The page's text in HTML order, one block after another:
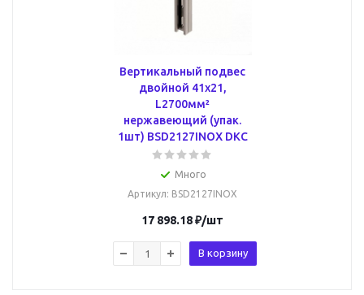
Вертикальный подвес
двойной 41х21,
L2700мм²
нержавеющий (упак.
1шт) BSD2127INOX DKC
Много
Артикул: BSD2127INOX
17 898.18₽/шт
В корзину